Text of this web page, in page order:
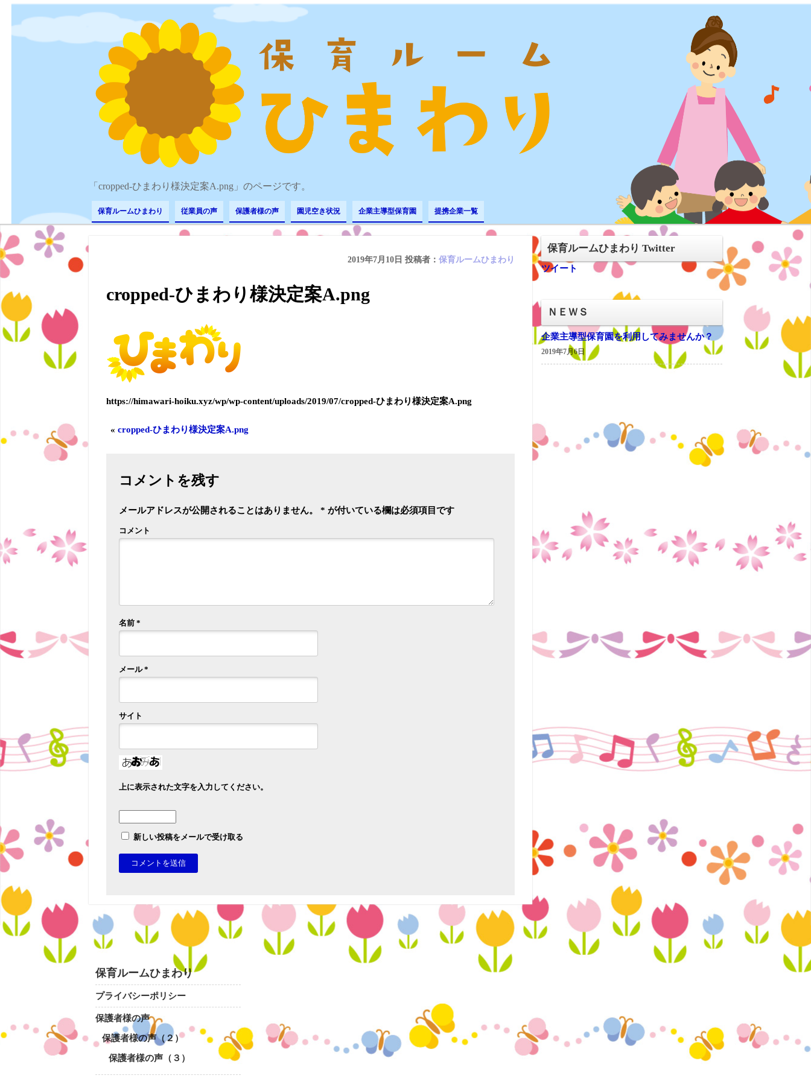
「cropped-ひまわり様決定案A.png」のページです。
保育ルームひまわり 従業員の声 保護者様の声 園児空き状況 企業主導型保育園 提携企業一覧
2019年7月10日 投稿者： 保育ルームひまわり
cropped-ひまわり様決定案A.png
https://himawari-hoiku.xyz/wp/wp-content/uploads/2019/07/cropped-ひまわり様決定案A.png
«cropped-ひまわり様決定案A.png
コメントを残す
メールアドレスが公開されることはありません。 * が付いている欄は必須項目です
コメント
名前 *
メール*
サイト
上に表示された文字を入力してください。
新しい投稿をメールで受け取る
保育ルームひまわり Twitter
ツイート
ＮＥＷＳ
企業主導型保育園を利用してみませんか？
2019年7月6日
保育ルームひまわり
プライバシーポリシー
保護者様の声
保護者様の声（２）
保護者様の声（３）